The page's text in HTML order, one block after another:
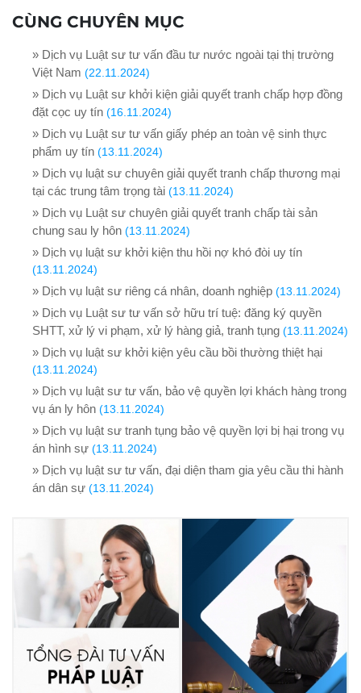
CÙNG CHUYÊN MỤC
» Dịch vụ Luật sư tư vấn đầu tư nước ngoài tại thị trường
Việt Nam (22.11.2024)
» Dịch vụ Luật sư khởi kiện giải quyết tranh chấp hợp đồng
đặt cọc uy tín (16.11.2024)
» Dịch vụ Luật sư tư vấn giấy phép an toàn vệ sinh thực
phẩm uy tín (13.11.2024)
» Dịch vụ luật sư chuyên giải quyết tranh chấp thương mại
tại các trung tâm trọng tài (13.11.2024)
» Dịch vụ Luật sư chuyên giải quyết tranh chấp tài sản
chung sau ly hôn (13.11.2024)
» Dịch vụ luật sư khởi kiện thu hồi nợ khó đòi uy tín
(13.11.2024)
» Dịch vụ luật sư riêng cá nhân, doanh nghiệp (13.11.2024)
» Dịch vụ Luật sư tư vấn sở hữu trí tuệ: đăng ký quyền
SHTT, xử lý vi phạm, xử lý hàng giả, tranh tụng (13.11.2024)
» Dịch vụ luật sư khởi kiện yêu cầu bồi thường thiệt hại
(13.11.2024)
» Dịch vụ luật sư tư vấn, bảo vệ quyền lợi khách hàng trong
vụ án ly hôn (13.11.2024)
» Dịch vụ luật sư tranh tụng bảo vệ quyền lợi bị hại trong vụ
án hình sự (13.11.2024)
» Dịch vụ luật sư tư vấn, đại diện tham gia yêu cầu thi hành
án dân sự (13.11.2024)